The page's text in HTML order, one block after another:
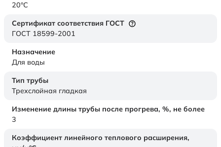
20°C
Сертификат соответствия ГОСТ
ГОСТ 18599-2001
Назначение
Для воды
Тип трубы
Трехслойная гладкая
Изменение длины трубы после прогрева, %, не более
3
Коэффициент линейного теплового расширения,